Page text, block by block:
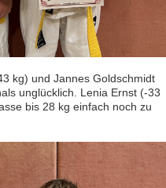
kg) und Jannes Goldschmidt
unglücklich. Lenia Ernst (-33
bis 28 kg einfach noch zu